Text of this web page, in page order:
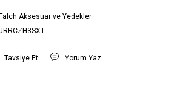
Falch Aksesuar ve Yedekler
Tavsiye Et Yorum Yaz